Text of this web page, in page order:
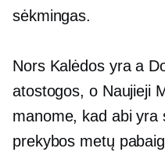
sėkmingas.
Nors Kalėdos yra a
atostogos, o Naujieji
manome, kad abi yra
prekybos metų